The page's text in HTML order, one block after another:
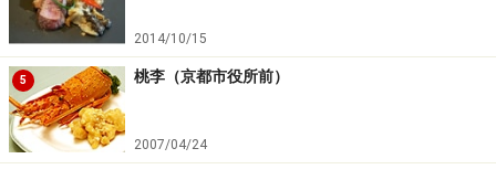
2014/10/15
5 桃李（京都市役所前）
2007/04/24